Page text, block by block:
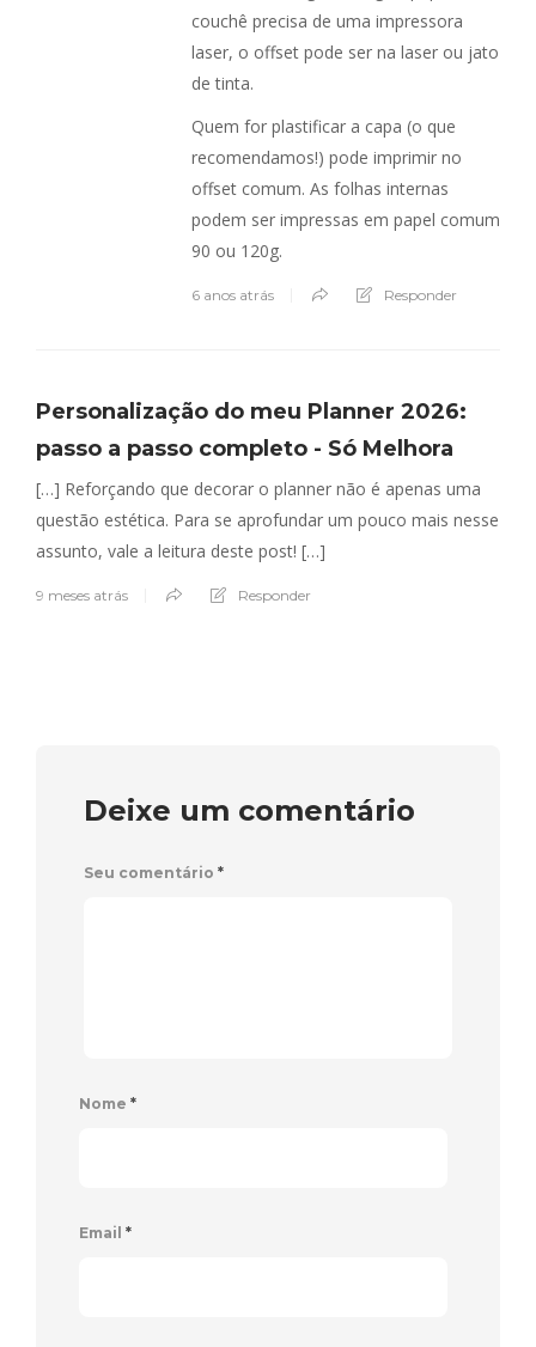
couchê precisa de uma impressora
laser, o offset pode ser na laser ou jato
de tinta.
Quem for plastificar a capa (o que
recomendamos!) pode imprimir no
offset comum. As folhas internas
podem ser impressas em papel comum
90 ou 120g.
6 anos atrás Responder
Personalização do meu Planner 2026:
passo a passo completo - Só Melhora
[…] Reforçando que decorar o planner não é apenas uma
questão estética. Para se aprofundar um pouco mais nesse
assunto, vale a leitura deste post! […]
9 meses atrás Responder
Deixe um comentário
Seu comentário *
Nome *
Email *